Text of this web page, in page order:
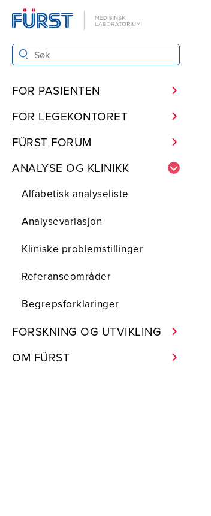
FOR PASIENTEN
FOR LEGEKONTORET
FÜRST FORUM
ANALYSE OG KLINIKK
Alfabetisk analyseliste
Analysevariasjon
Kliniske problemstillinger
Referanseområder
Begrepsforklaringer
FORSKNING OG UTVIKLING
OM FÜRST